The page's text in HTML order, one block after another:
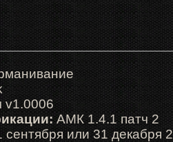
v1.0006
АМК 1.4.1 патч 2
сентября или 31 декабря